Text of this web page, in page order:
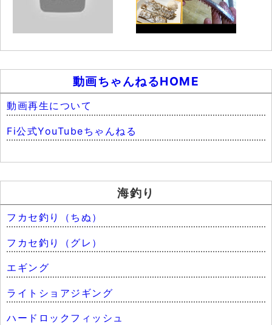
動画ちゃんねるHOME
動画再生について
Fi公式YouTubeちゃんねる
海釣り
フカセ釣り（ちぬ）
フカセ釣り（グレ）
エギング
ライトショアジギング
ハードロックフィッシュ